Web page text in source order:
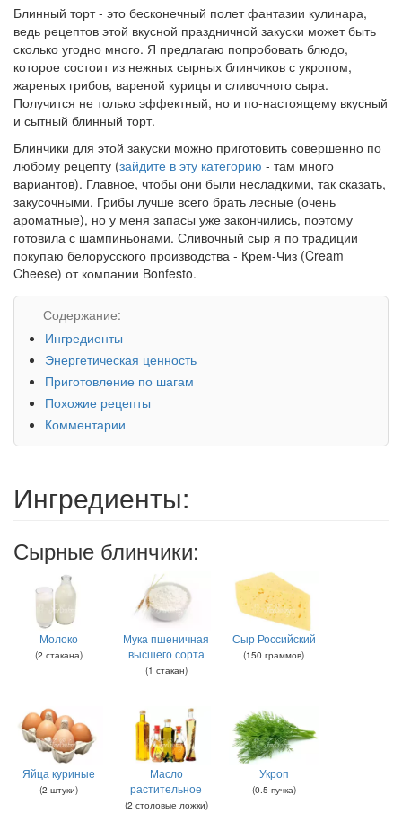
заказу
Блинный торт - это бесконечный полет фантазии кулинара,
ведь рецептов этой вкусной праздничной закуски может быть
сколько угодно много. Я предлагаю попробовать блюдо,
которое состоит из нежных сырных блинчиков с укропом,
жареных грибов, вареной курицы и сливочного сыра.
Получится не только эффектный, но и по-настоящему вкусный
и сытный блинный торт.
Блинчики для этой закуски можно приготовить совершенно по
любому рецепту (зайдите в эту категорию - там много
вариантов). Главное, чтобы они были несладкими, так сказать,
закусочными. Грибы лучше всего брать лесные (очень
ароматные), но у меня запасы уже закончились, поэтому
готовила с шампиньонами. Сливочный сыр я по традиции
покупаю белорусского производства - Крем-Чиз (Cream
Cheese) от компании Bonfesto.
Содержание:
Ингредиенты
Энергетическая ценность
Приготовление по шагам
Похожие рецепты
Комментарии
Ингредиенты:
Сырные блинчики:
Молоко
(2 стакана)
Мука пшеничная
высшего сорта
(1 стакан)
Сыр Российский
(150 граммов)
Яйца куриные
(2 штуки)
Масло
растительное
(2 столовые ложки)
Укроп
(0.5 пучка)